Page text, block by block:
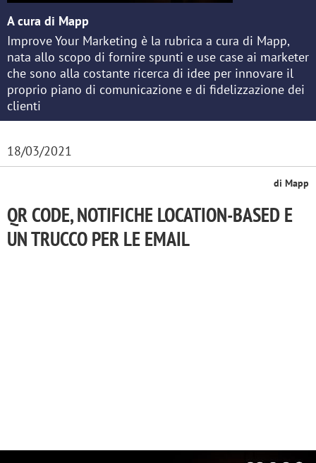
A cura di Mapp
Improve Your Marketing è la rubrica a cura di Mapp,
nata allo scopo di fornire spunti e use case ai marketer
che sono alla costante ricerca di idee per innovare il
proprio piano di comunicazione e di fidelizzazione dei
clienti
18/03/2021
di Mapp
QR CODE, NOTIFICHE LOCATION-BASED E
UN TRUCCO PER LE EMAIL